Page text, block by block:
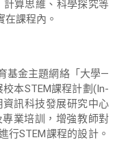
算思維、科學探究等
在課程內。
基金主題網絡「大學—
本STEM課程計劃(In-
訊科技發展研究中心
業培訓，增強教師對
行STEM課程的設計。